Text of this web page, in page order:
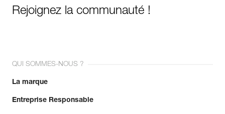
Rejoignez la communauté !
QUI SOMMES-NOUS ?
La marque
Entreprise Responsable